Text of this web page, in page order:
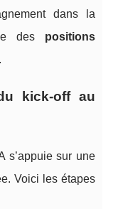
dans la
des positions
kick-off au
s’appuie sur une
Voici les étapes